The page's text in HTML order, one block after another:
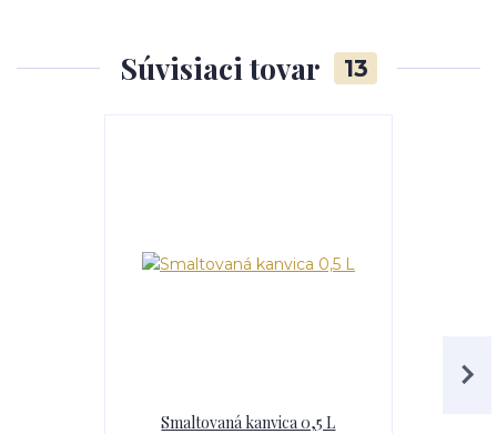
Súvisiaci tovar 13
Smaltovaná kanvica 0,5 L